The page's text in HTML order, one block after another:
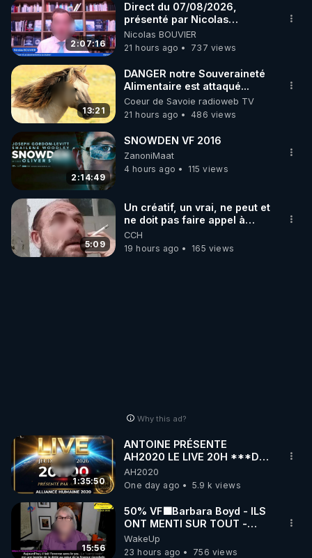
2:07:16
Direct du 07/08/2026,
présenté par Nicolas
BOUVIER
Nicolas BOUVIER
21 hours ago
737 views
13:21
DANGER notre Souveraineté
Alimentaire est attaqué...
Coeur de Savoie radioweb TV
21 hours ago
486 views
2:14:49
SNOWDEN VF 2016
ZanoniMaat
4 hours ago
115 views
5:09
Un créatif, un vrai, ne peut et
ne doit pas faire appel à
l'intelligence artificielle
CCH
19 hours ago
165 views
Why this ad?
1:35:50
ANTOINE PRÉSENTE
AH2020 LE LIVE 20H ***DU
06/08/2026***
AH2020
One day ago
5.9 k views
15:56
50% VF🟩Barbara Boyd - ILS
ONT MENTI SUR TOUT -
Jocelyne Traduction
WakeUp
23 hours ago
756 views